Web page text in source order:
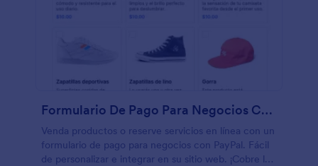
Formulario De Pago Para Negocios Con PayPal
Venda productos o reserve servicios en línea con un
formulario de pago para negocios con PayPal. Fácil
de personalizar e integrar en su sitio web. ¡Cobre los